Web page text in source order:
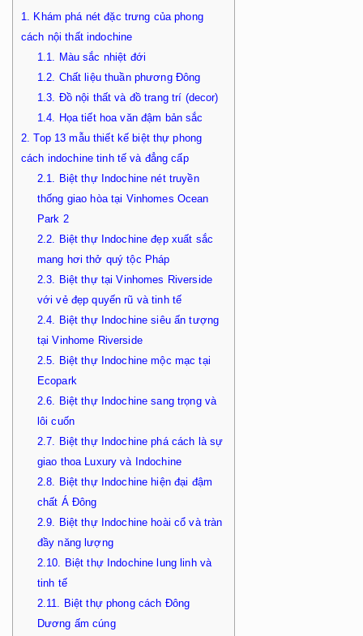
1.
Khám phá nét đặc trưng của phong
cách nội thất indochine
1.1.
Màu sắc nhiệt đới
1.2. Chất liệu thuần phương Đông
1.3. Đồ nội thất và đồ trang trí (decor)
1.4.
Họa tiết hoa văn đậm bản sắc
2. Top 13 mẫu thiết kế biệt thự phong
cách indochine tinh tế và đẳng cấp
2.1.
Biệt thự Indochine nét truyền
thống giao hòa tại Vinhomes Ocean
Park 2
2.2.
Biệt thự Indochine đẹp xuất sắc
mang hơi thở quý tộc Pháp
2.3.
Biệt thự tại Vinhomes Riverside
với vẻ đẹp quyến rũ và tinh tế
2.4.
Biệt thự Indochine siêu ấn tượng
tại Vinhome Riverside
2.5.
Biệt thự Indochine mộc mạc tại
Ecopark
2.6.
Biệt thự Indochine sang trọng và
lôi cuốn
2.7.
Biệt thự Indochine phá cách là sự
giao thoa Luxury và Indochine
2.8.
Biệt thự Indochine hiện đại đậm
chất Á Đông
2.9.
Biệt thự Indochine hoài cổ và tràn
đầy năng lượng
2.10.
Biệt thự Indochine lung linh và
tinh tế
2.11.
Biệt thự phong cách Đông
Dương ấm cúng